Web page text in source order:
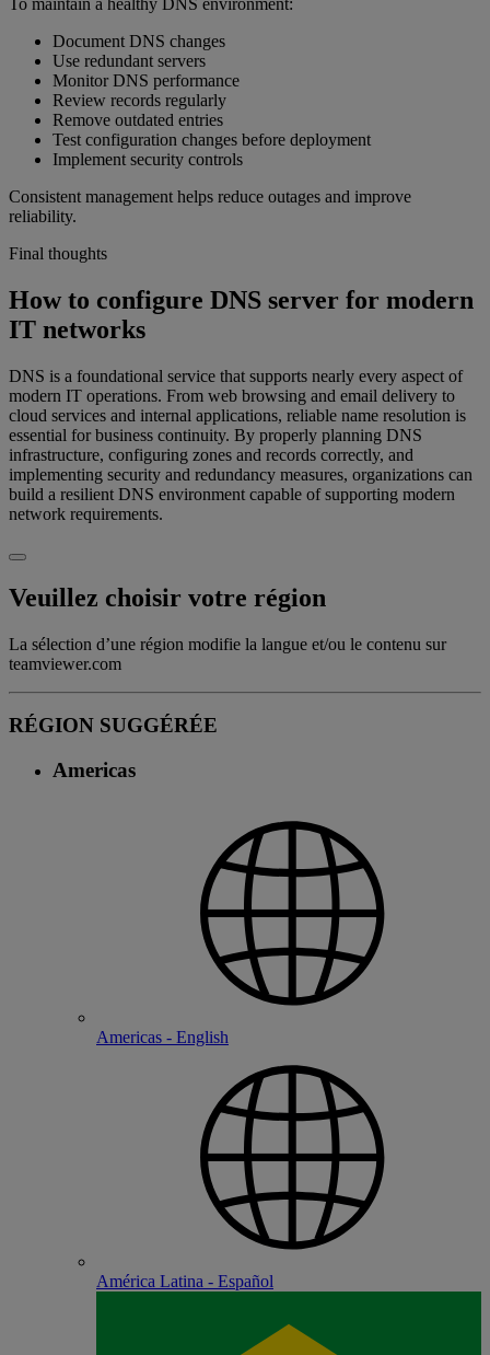
To maintain a healthy DNS environment:
Document DNS changes
Use redundant servers
Monitor DNS performance
Review records regularly
Remove outdated entries
Test configuration changes before deployment
Implement security controls
Consistent management helps reduce outages and improve
reliability.
Final thoughts
How to configure DNS server for modern
IT networks
DNS is a foundational service that supports nearly every aspect of
modern IT operations. From web browsing and email delivery to
cloud services and internal applications, reliable name resolution is
essential for business continuity. By properly planning DNS
infrastructure, configuring zones and records correctly, and
implementing security and redundancy measures, organizations can
build a resilient DNS environment capable of supporting modern
network requirements.
Veuillez choisir votre région
La sélection d’une région modifie la langue et/ou le contenu sur
teamviewer.com
RÉGION SUGGÉRÉE
Americas
Americas - English
América Latina - Español